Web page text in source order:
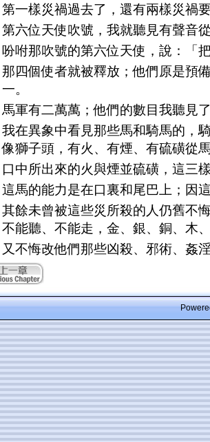
第一樣災禍過去了，還有兩樣災禍
第六位天使吹號，我就聽見有聲音
吩咐那吹號的第六位天使，說：「
那四個使者就被釋放；他們原是預
一。
馬軍有二萬萬；他們的數目我聽見
我在異象中看見那些馬和騎馬的，
像獅子頭，有火、有煙、有硫磺從
口中所出來的火與煙並硫磺，這三
這馬的能力是在口裏和尾巴上；因
其餘未曾被這些災所殺的人仍舊不
不能聽、不能走，金、銀、銅、木
又不悔改他們那些凶殺、邪術、姦